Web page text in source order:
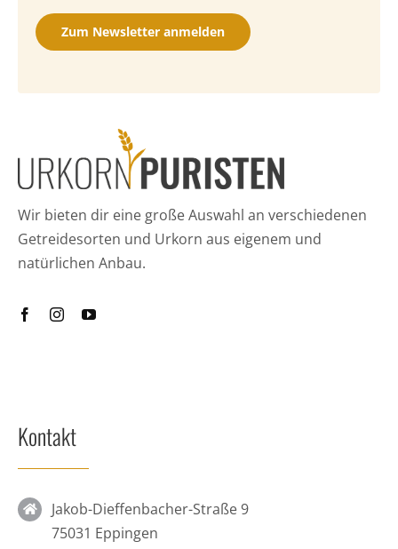
Zum Newsletter anmelden
Wir bieten dir eine große Auswahl an verschiedenen
Getreidesorten und Urkorn aus eigenem und
natürlichen Anbau.
Kontakt
Jakob-Dieffenbacher-Straße 9
75031 Eppingen